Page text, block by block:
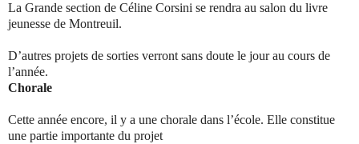
La Grande section de Céline Corsini se rendra au salon du livre
jeunesse de Montreuil.
D’autres projets de sorties verront sans doute le jour au cours de
l’année.
Chorale
Cette année encore, il y a une chorale dans l’école. Elle constitue
une partie importante du projet